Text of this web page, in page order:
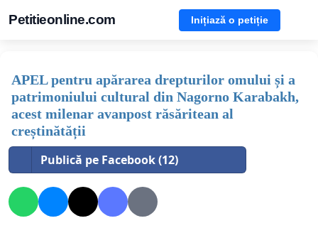
Petitieonline.com Inițiază o petiție
APEL pentru apărarea drepturilor omului și a
patrimoniului cultural din Nagorno Karabakh,
acest milenar avanpost răsăritean al
creștinătății
Publică pe Facebook (12)